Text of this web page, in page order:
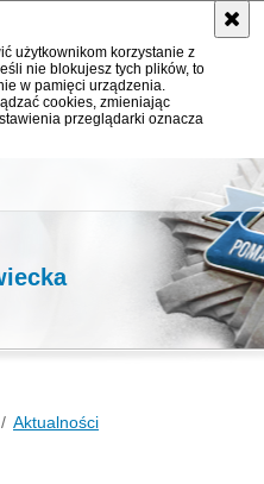
użytkownikom korzystanie z
nie blokujesz tych plików, to
w pamięci urządzenia.
cookies, zmieniając
przeglądarki oznacza
Aktualności